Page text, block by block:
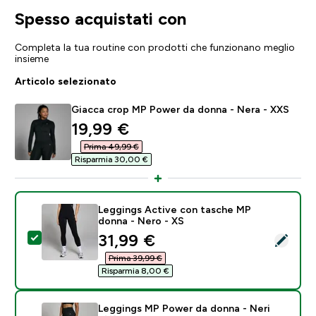
Spesso acquistati con
Completa la tua routine con prodotti che funzionano meglio
insieme
Articolo selezionato
Giacca crop MP Power da donna - Nera - XXS
discounted price
19,99 €‎
Prima 49,99 €‎
Risparmia 30,00 €‎
Seleziona questo prodotto - Leggings Active con
Leggings Active con tasche MP
donna - Nero - XS
discounted price
31,99 €‎
Prima 39,99 €‎
Risparmia 8,00 €‎
Leggings MP Power da donna - Neri